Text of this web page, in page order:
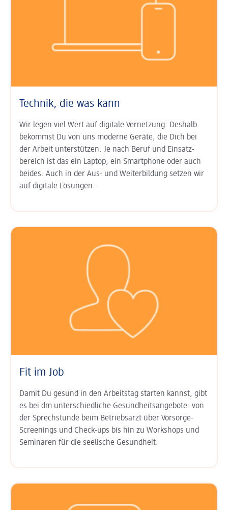
Technik, die was kann
Wir legen viel Wert auf digitale Ver­netzung. Deshalb
bekommst Du von uns moderne Geräte, die Dich bei
der Arbeit unter­stützen. Je nach Beruf und Einsatz­
bereich ist das ein Laptop, ein Smart­phone oder auch
beides. Auch in der Aus- und Weiter­bildung setzen wir
auf digitale Lösungen.
Fit im Job
Damit Du gesund in den Arbeits­tag starten kannst, gibt
es bei dm unter­schied­liche Gesundheits­angebote: von
der Sprech­stunde beim Betriebs­arzt über Vor­sorge-
Screenings und Check-ups bis hin zu Work­shops und
Semi­naren für die seelische Gesund­heit.